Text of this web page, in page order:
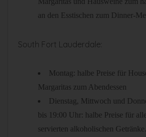
an den Esstischen zum Dinner-
South Fort Lauderdale:
Montag: halbe Preise für
Margaritas zum Abendessen
Dienstag, Mittwoch und
bis 19:00 Uhr: halbe Preise für
servierten alkoholischen Getränke.